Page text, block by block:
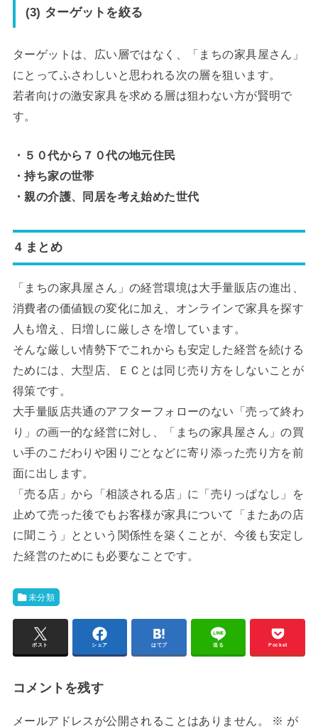
(3) ターゲットを絞る
ターゲットは、広い層ではなく、「まちの家具屋さん」
にとってふさわしいと思われる次の層を狙います。
若者向けの激安家具を求める層は狙わない方が賢明で
す。
・５０代から７０代の地元住民
・持ち家の世帯
・親の介護、同居を考え始めた世代
4 まとめ
「まちの家具屋さん」の経営環境は大手量販店の進出、
消費者の価値観の変化に加え、オンラインで家具を探す
人も増え、日増しに厳しさを増しています。
そんな厳しい情勢下でこれからも安定した経営を続ける
ためには、大型店、ＥＣとは同じ売り方をしないことが
得策です。
大手量販店共通のアフターフォローのない「売って終わ
り」の画一的な経営に対し、「まちの家具屋さん」の買
い手のこだわりや困りごとなどに寄り添った売り方を前
面に出します。
「売る店」から「相談される店」に「売りっぱなし」を
止めて売った後でもお客様が家具について「またあの店
に聞こう」とという関係性を築くことが、今後も安定し
た経営のためにも必要なことです。
未分類
ポスト シェア はてブ 送る Pocket
コメントを残す
メールアドレスが公開されることはありません。 ※ が